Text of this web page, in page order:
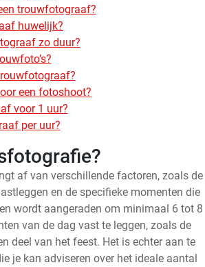
trouwfotograaf?
huwelijk?
zo duur?
een fotoshoot?
voor 1 uur?
per uur?
af van verschillende factoren, zoals de
en de specifieke momenten die
wordt aangeraden om minimaal 6 tot 8
van de dag vast te leggen, zoals de
deel van het feest. Het is echter aan te
je kan adviseren over het ideale aantal